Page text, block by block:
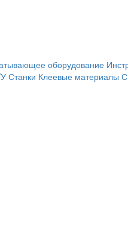
оборудование
Станки Клеевые материалы